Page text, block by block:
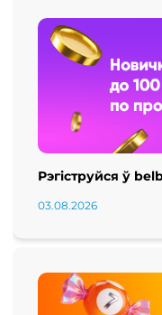
Рэгіструйся ў
03.08.2026